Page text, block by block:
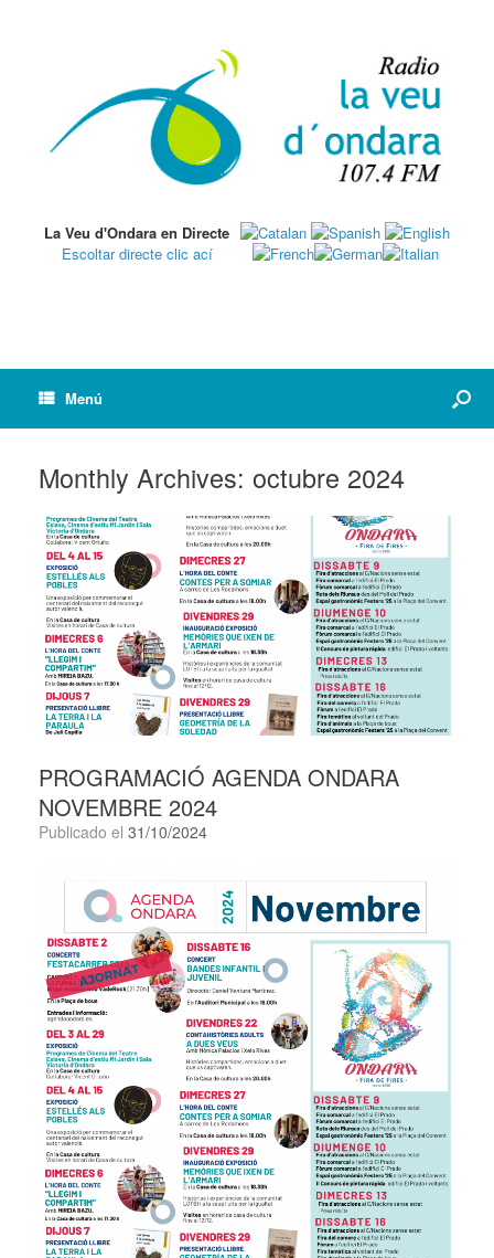
La Veu d'Ondara en Directe
Escoltar directe clic ací
Menú
Monthly Archives: octubre 2024
PROGRAMACIÓ AGENDA ONDARA
NOVEMBRE 2024
Publicado el 31/10/2024